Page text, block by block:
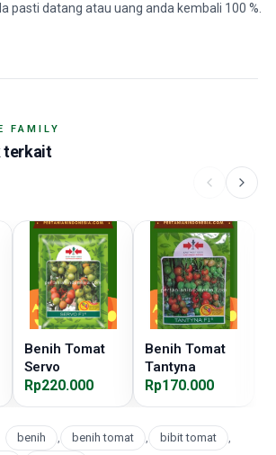
pasti datang atau uang anda kembali 100 %.
FAMILY
terkait
Benih Tomat
Servo
Rp220.000
Benih Tomat
Tantyna
Rp170.000
benih , benih tomat , bibit tomat
,